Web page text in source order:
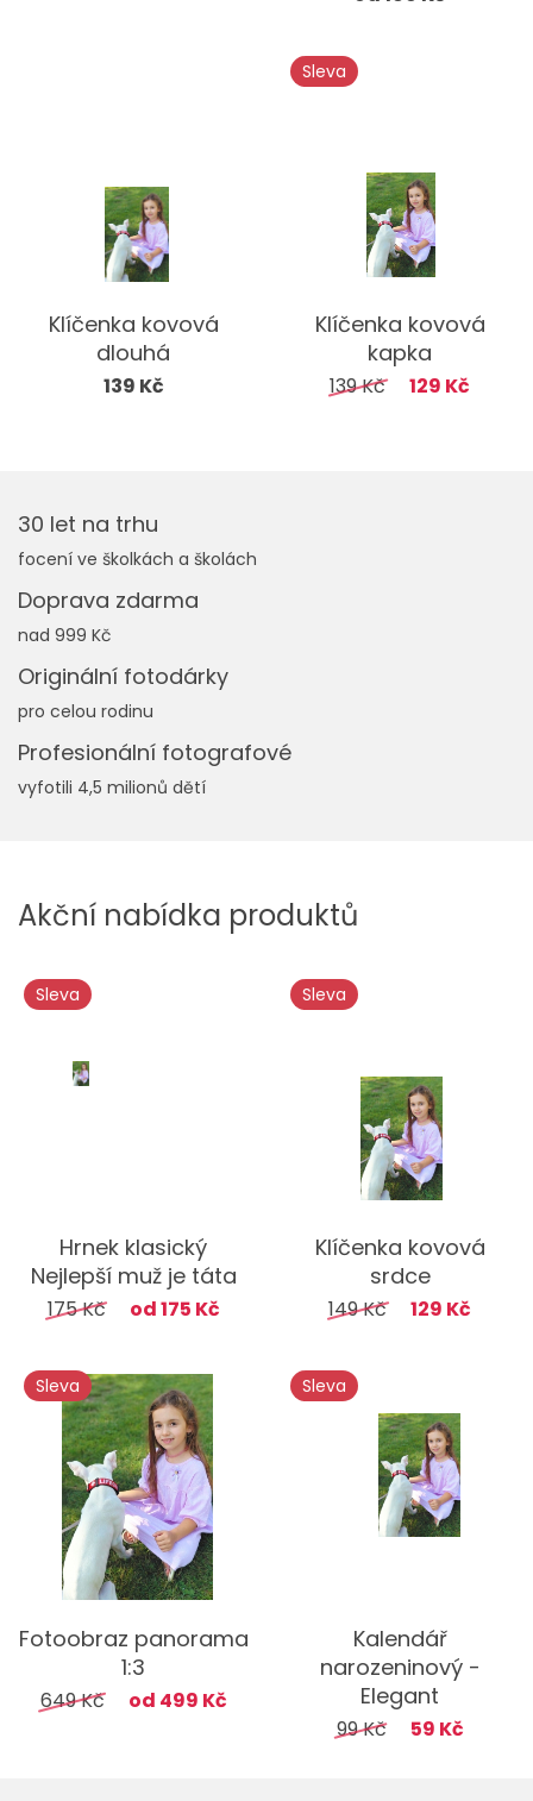
Klíčenka kovová
dlouhá
139 Kč
Sleva
Klíčenka kovová
kapka
139 Kč 129 Kč
30 let na trhu
focení ve školkách a školách
Doprava zdarma
nad 999 Kč
Originální fotodárky
pro celou rodinu
Profesionální fotografové
vyfotili 4,5 milionů dětí
Akční nabídka produktů
Sleva
Hrnek klasický
Nejlepší muž je táta
175 Kč od 175 Kč
Sleva
Klíčenka kovová
srdce
149 Kč 129 Kč
Sleva
Fotoobraz panorama
1:3
649 Kč od 499 Kč
Sleva
Kalendář
narozeninový -
Elegant
99 Kč 59 Kč